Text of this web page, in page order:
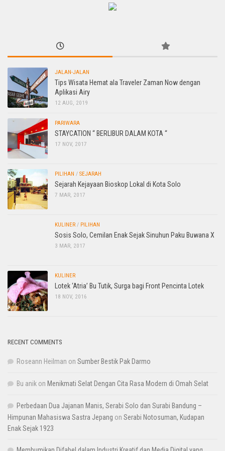
JALAN-JALAN
Tips Wisata Hemat ala Traveler Zaman Now dengan
Aplikasi Airy
12 AUG, 2019
PARIWARA
STAYCATION “ BERLIBUR DALAM KOTA “
17 NOV, 2017
PILIHAN / SEJARAH
Sejarah Kejayaan Bioskop Lokal di Kota Solo
7 MAR, 2017
KULINER / PILIHAN
Sosis Solo, Cemilan Enak Sejak Sinuhun Paku Buwana X
3 MAR, 2017
KULINER
Lotek ‘Atria’ Bu Tutik, Surga bagi Front Pencinta Lotek
18 NOV, 2016
RECENT COMMENTS
Roseann Heilman on Sumber Bestik Pak Darmo
Bu anik on Menikmati Selat Dengan Cita Rasa Modern di Omah Selat
Perbedaan Dua Jajanan Manis, Serabi Solo dan Surabi Bandung –
Himpunan Mahasiswa Sastra Jepang on Serabi Notosuman, Kudapan
Enak Sejak 1923